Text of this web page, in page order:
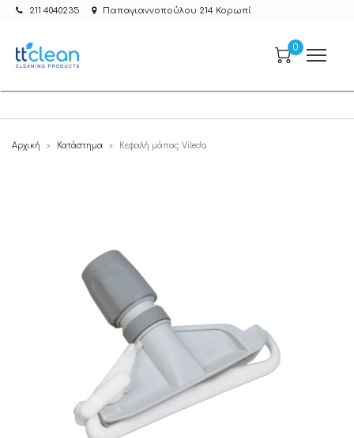
211 4040235 Παπαγιαννοπούλου 214 Κορωπί
0
Αρχική > Κατάστημα > Κεφαλή μάπας Vileda